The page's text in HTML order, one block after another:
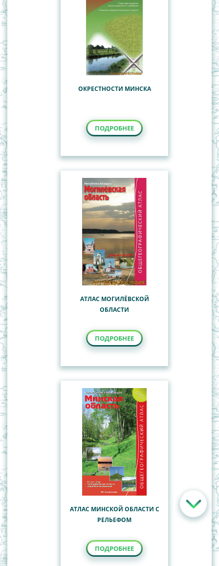
ОКРЕСТНОСТИ МИНСКА
ПОДРОБНЕЕ
АТЛАС МОГИЛЁВСКОЙ
ОБЛАСТИ
ПОДРОБНЕЕ
АТЛАС МИНСКОЙ ОБЛАСТИ С
РЕЛЬЕФОМ
ПОДРОБНЕЕ